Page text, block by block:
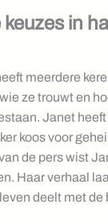
in
meerdere
ze trouwt en
Janet
koos voor
de pers wist
Haar verhaal
deelt met de